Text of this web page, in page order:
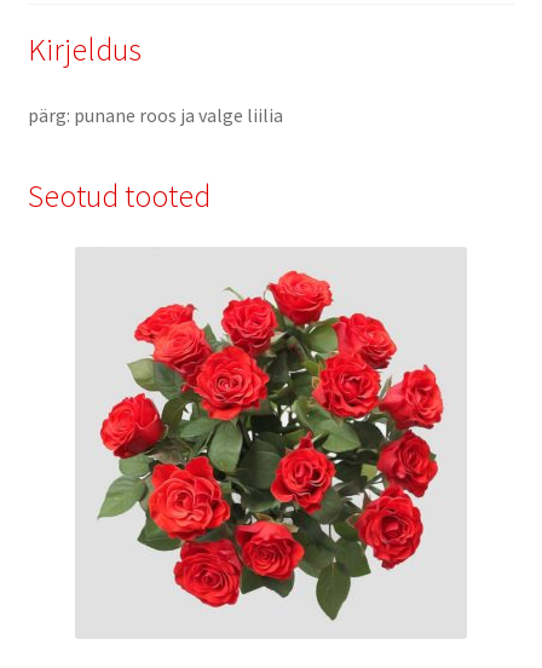
Kirjeldus
pärg: punane roos ja valge liilia
Seotud tooted